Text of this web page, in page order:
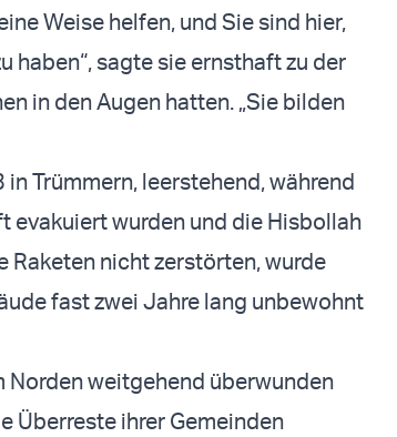
Weise helfen, und Sie sind hier,
haben“, sagte sie ernsthaft zu der
in den Augen hatten. „Sie bilden
Trümmern, leerstehend, während
evakuiert wurden und die Hisbollah
Raketen nicht zerstörten, wurde
fast zwei Jahre lang unbewohnt
Norden weitgehend überwunden
Überreste ihrer Gemeinden